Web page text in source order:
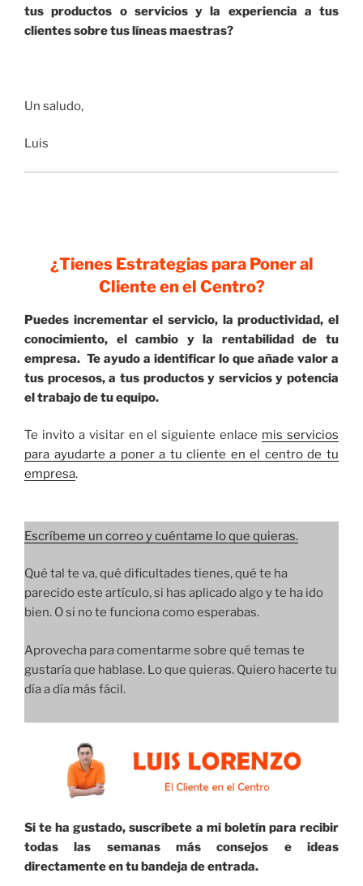
tus productos o servicios y la experiencia a tus
clientes sobre tus líneas maestras?
Un saludo,
Luis
¿Tienes Estrategias para Poner al
Cliente en el Centro?
Puedes incrementar el servicio, la productividad, el
conocimiento, el cambio y la rentabilidad de tu
empresa. Te ayudo a identificar lo que añade valor a
tus procesos, a tus productos y servicios y potencia
el trabajo de tu equipo.
Te invito a visitar en el siguiente enlace mis servicios
para ayudarte a poner a tu cliente en el centro de tu
empresa.
Escríbeme un correo y cuéntame lo que quieras.
Qué tal te va, qué dificultades tienes, qué te ha
parecido este artículo, si has aplicado algo y te ha ido
bien. O si no te funciona como esperabas.
Aprovecha para comentarme sobre qué temas te
gustaría que hablase. Lo que quieras. Quiero hacerte tu
día a día más fácil.
Si te ha gustado, suscríbete a mi boletín para recibir
todas las semanas más consejos e ideas
directamente en tu bandeja de entrada.